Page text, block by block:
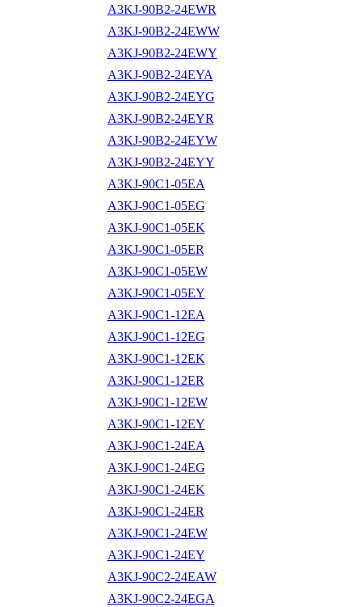
A3KJ-90B2-24EWR
A3KJ-90B2-24EWW
A3KJ-90B2-24EWY
A3KJ-90B2-24EYA
A3KJ-90B2-24EYG
A3KJ-90B2-24EYR
A3KJ-90B2-24EYW
A3KJ-90B2-24EYY
A3KJ-90C1-05EA
A3KJ-90C1-05EG
A3KJ-90C1-05EK
A3KJ-90C1-05ER
A3KJ-90C1-05EW
A3KJ-90C1-05EY
A3KJ-90C1-12EA
A3KJ-90C1-12EG
A3KJ-90C1-12EK
A3KJ-90C1-12ER
A3KJ-90C1-12EW
A3KJ-90C1-12EY
A3KJ-90C1-24EA
A3KJ-90C1-24EG
A3KJ-90C1-24EK
A3KJ-90C1-24ER
A3KJ-90C1-24EW
A3KJ-90C1-24EY
A3KJ-90C2-24EAW
A3KJ-90C2-24EGA